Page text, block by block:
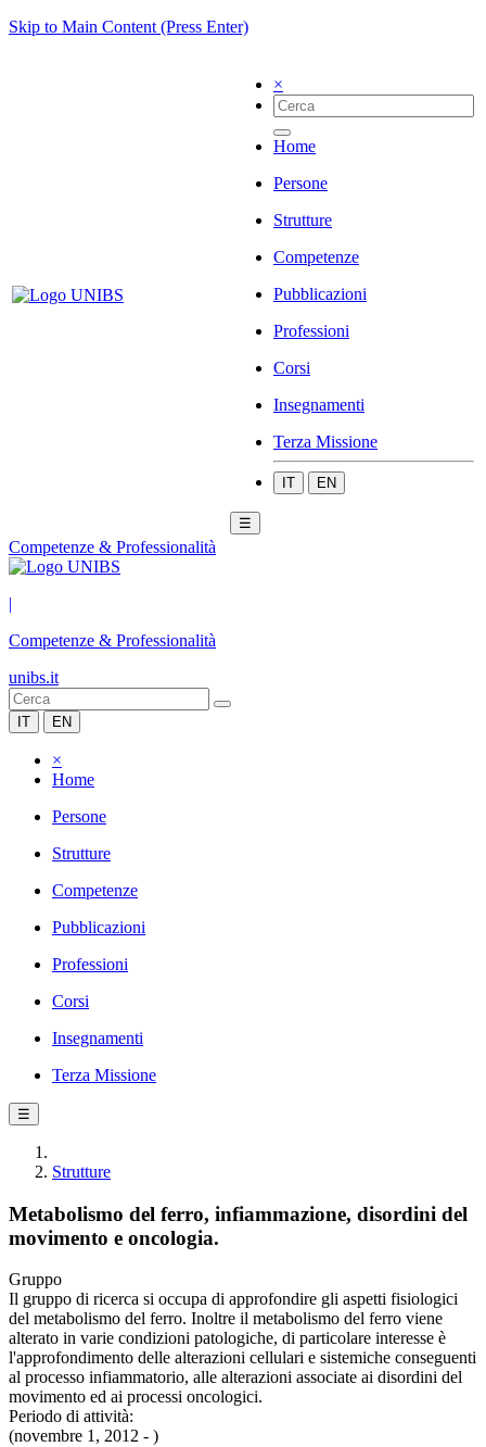
Skip to Main Content (Press Enter)
×
Home
Persone
Strutture
Competenze
Pubblicazioni
Professioni
Corsi
Insegnamenti
Terza Missione
IT EN
☰
Competenze & Professionalità
|
Competenze & Professionalità
unibs.it
IT EN
×
Home
Persone
Strutture
Competenze
Pubblicazioni
Professioni
Corsi
Insegnamenti
Terza Missione
☰
Strutture
Metabolismo del ferro, infiammazione, disordini del
movimento e oncologia.
Gruppo
Il gruppo di ricerca si occupa di approfondire gli aspetti fisiologici
del metabolismo del ferro. Inoltre il metabolismo del ferro viene
alterato in varie condizioni patologiche, di particolare interesse è
l'approfondimento delle alterazioni cellulari e sistemiche conseguenti
al processo infiammatorio, alle alterazioni associate ai disordini del
movimento ed ai processi oncologici.
Periodo di attività:
(novembre 1, 2012 - )